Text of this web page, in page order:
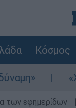
Κόσμος
σκηνές και
των εφημερίδων